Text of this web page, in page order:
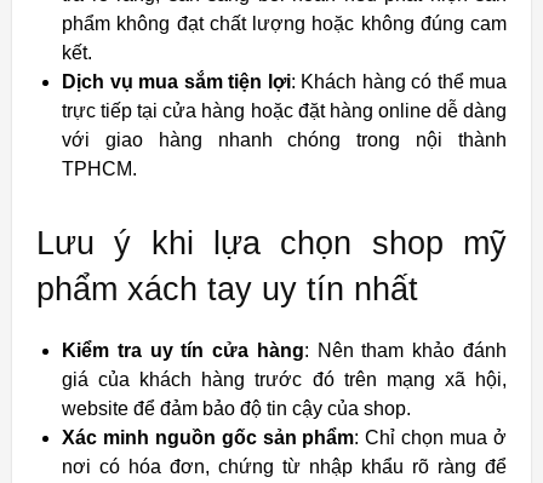
phẩm không đạt chất lượng hoặc không đúng cam
kết.
Dịch vụ mua sắm tiện lợi: Khách hàng có thể mua
trực tiếp tại cửa hàng hoặc đặt hàng online dễ dàng
với giao hàng nhanh chóng trong nội thành
TPHCM.
Lưu ý khi lựa chọn shop mỹ
phẩm xách tay uy tín nhất
Kiểm tra uy tín cửa hàng: Nên tham khảo đánh
giá của khách hàng trước đó trên mạng xã hội,
website để đảm bảo độ tin cậy của shop.
Xác minh nguồn gốc sản phẩm: Chỉ chọn mua ở
nơi có hóa đơn, chứng từ nhập khẩu rõ ràng để